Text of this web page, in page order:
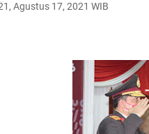
Agustus 17, 2021 WIB